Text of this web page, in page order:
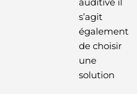
auditive il
s’agit
également
de choisir
une
solution